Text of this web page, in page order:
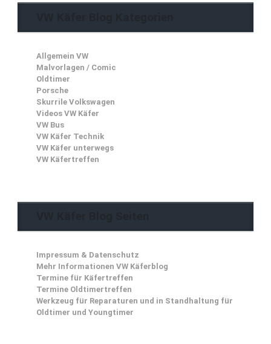
Allgemein VW
Malvorlagen / Comic
Oldtimer
Porsche
Skurrile Volkswagen
Videos VW Käfer
VW Bus
VW Käfer Technik
VW Käfer unterwegs
VW Käfertreffen
Impressum & Datenschutz
Mehr Informationen VW Käferblog
Termine für Käfertreffen
Termine Oldtimertreffen
Werkzeug für Reparaturen und in Standhaltung für
Oldtimer und Youngtimer